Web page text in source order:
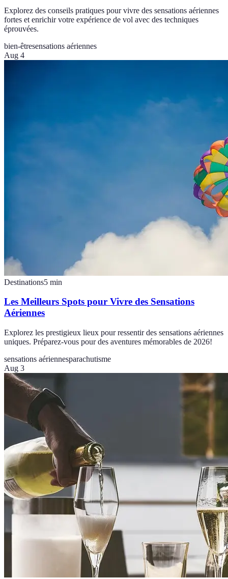
Explorez des conseils pratiques pour vivre des sensations aériennes
fortes et enrichir votre expérience de vol avec des techniques
éprouvées.
bien-êtresensations aériennes
Aug 4
Destinations5 min
Les Meilleurs Spots pour Vivre des Sensations
Aériennes
Explorez les prestigieux lieux pour ressentir des sensations aériennes
uniques. Préparez-vous pour des aventures mémorables de 2026!
sensations aériennesparachutisme
Aug 3